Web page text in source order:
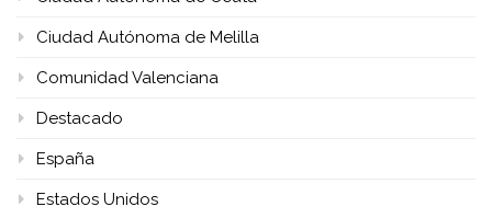
Ciudad Autónoma de Melilla
Comunidad Valenciana
Destacado
España
Estados Unidos